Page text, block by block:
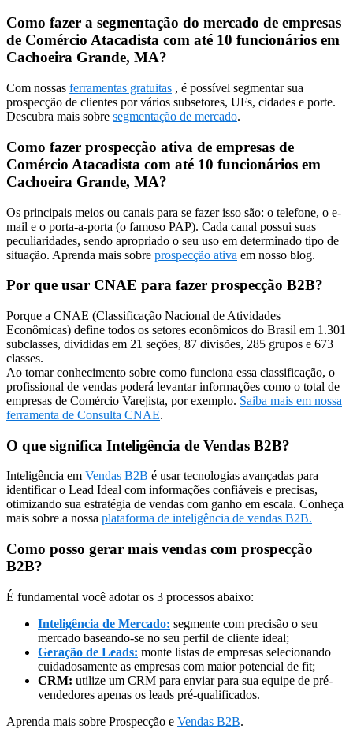
Como fazer a segmentação do mercado de empresas
de Comércio Atacadista com até 10 funcionários em
Cachoeira Grande, MA?
Com nossas ferramentas gratuitas , é possível segmentar sua
prospecção de clientes por vários subsetores, UFs, cidades e porte.
Descubra mais sobre segmentação de mercado.
Como fazer prospecção ativa de empresas de
Comércio Atacadista com até 10 funcionários em
Cachoeira Grande, MA?
Os principais meios ou canais para se fazer isso são: o telefone, o e-
mail e o porta-a-porta (o famoso PAP). Cada canal possui suas
peculiaridades, sendo apropriado o seu uso em determinado tipo de
situação. Aprenda mais sobre prospecção ativa em nosso blog.
Por que usar CNAE para fazer prospecção B2B?
Porque a CNAE (Classificação Nacional de Atividades
Econômicas) define todos os setores econômicos do Brasil em 1.301
subclasses, divididas em 21 seções, 87 divisões, 285 grupos e 673
classes.
Ao tomar conhecimento sobre como funciona essa classificação, o
profissional de vendas poderá levantar informações como o total de
empresas de Comércio Varejista, por exemplo. Saiba mais em nossa
ferramenta de Consulta CNAE.
O que significa Inteligência de Vendas B2B?
Inteligência em Vendas B2B é usar tecnologias avançadas para
identificar o Lead Ideal com informações confiáveis e precisas,
otimizando sua estratégia de vendas com ganho em escala. Conheça
mais sobre a nossa plataforma de inteligência de vendas B2B.
Como posso gerar mais vendas com prospecção
B2B?
É fundamental você adotar os 3 processos abaixo:
Inteligência de Mercado: segmente com precisão o seu
mercado baseando-se no seu perfil de cliente ideal;
Geração de Leads: monte listas de empresas selecionando
cuidadosamente as empresas com maior potencial de fit;
CRM: utilize um CRM para enviar para sua equipe de pré-
vendedores apenas os leads pré-qualificados.
Aprenda mais sobre Prospecção e Vendas B2B.